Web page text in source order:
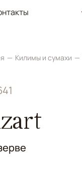
Килимы и сумахи